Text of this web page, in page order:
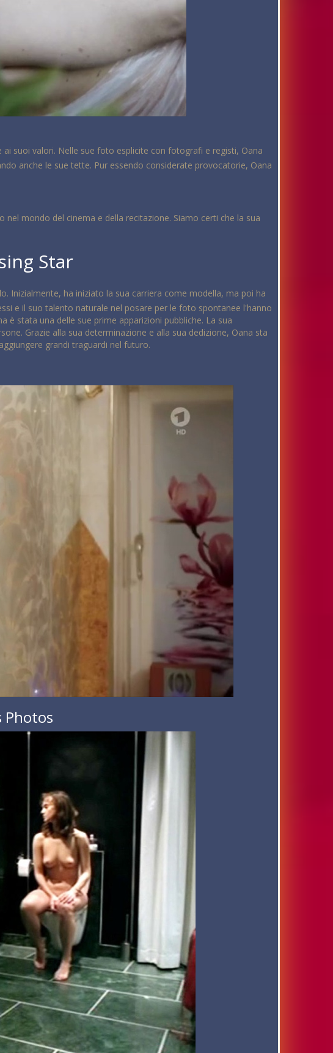
suoi valori. Nelle sue foto esplicite con fotografi e registi, Oana
anche le sue tette. Pur essendo considerate provocatorie, Oana
mondo del cinema e della recitazione. Siamo certi che la sua
Star
Inizialmente, ha iniziato la sua carriera come modella, ma poi ha
e il suo talento naturale nel posare per le foto spontanee l'hanno
stata una delle sue prime apparizioni pubbliche. La sua
Grazie alla sua determinazione e alla sua dedizione, Oana sta
grandi traguardi nel futuro.
Photos